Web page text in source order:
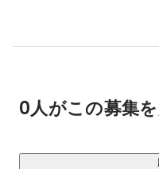
0人がこの募集